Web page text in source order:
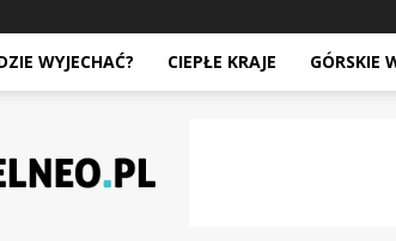
WYJECHAĆ? CIEPŁE KRAJE GÓRSKIE